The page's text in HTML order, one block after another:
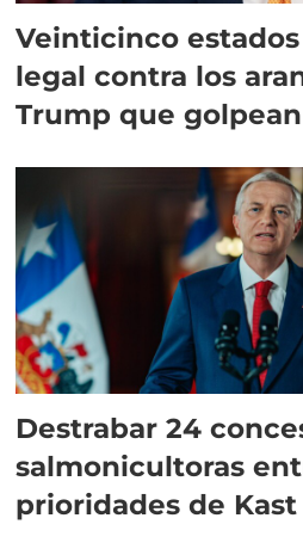
Veinticinco
legal contra los
Trump que
Destrabar 24
salmonicultoras
prioridades de